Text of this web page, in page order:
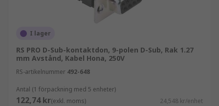
I lager
RS PRO D-Sub-kontaktdon, 9-polen D-Sub, Rak 1.27
mm Avstånd, Kabel Hona, 250V
RS-artikelnummer 492-648
Antal (1 förpackning med 5 enheter)
122,74 kr(exkl. moms) 24,548 kr/enhet